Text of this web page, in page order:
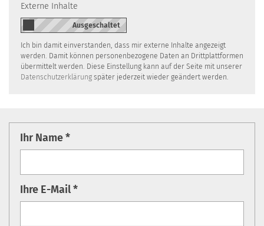
Externe Inhalte
Ich bin damit einverstanden, dass mir externe Inhalte angezeigt
werden. Damit können personenbezogene Daten an Drittplattformen
übermittelt werden. Diese Einstellung kann auf der Seite mit unserer
Datenschutzerklärung später jederzeit wieder geändert werden.
Ihr Name *
Ihre E-Mail *